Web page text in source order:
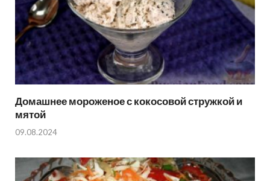
Домашнее мороженое с кокосовой стружкой и
мятой
09.08.2024